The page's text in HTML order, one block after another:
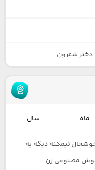
دختر شمرون
ماه سال
نیمکنه دیگه یه
هوش مصنوعی زن